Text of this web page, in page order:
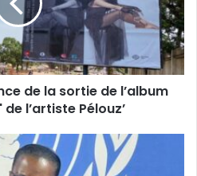
de la sortie de l’album
l’artiste Pélouz’